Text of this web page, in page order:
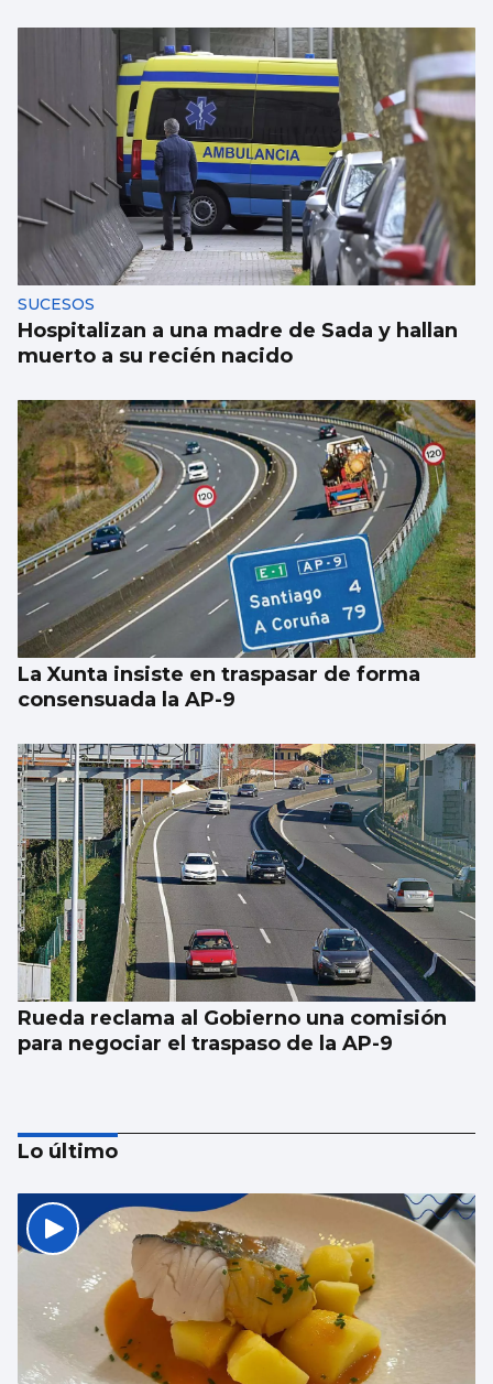
SUCESOS
Hospitalizan a una madre de Sada y hallan
muerto a su recién nacido
La Xunta insiste en traspasar de forma
consensuada la AP-9
Rueda reclama al Gobierno una comisión
para negociar el traspaso de la AP-9
Vivienda y dependencia, ejes de los
Lo último